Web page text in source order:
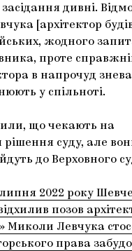
дивні.
[архітектор
жодного
проте
в напрочуд
у спільноті.
що чекають на
рішення суду, але
до Верховного
2022 року
позов
Миколи Левчука
права